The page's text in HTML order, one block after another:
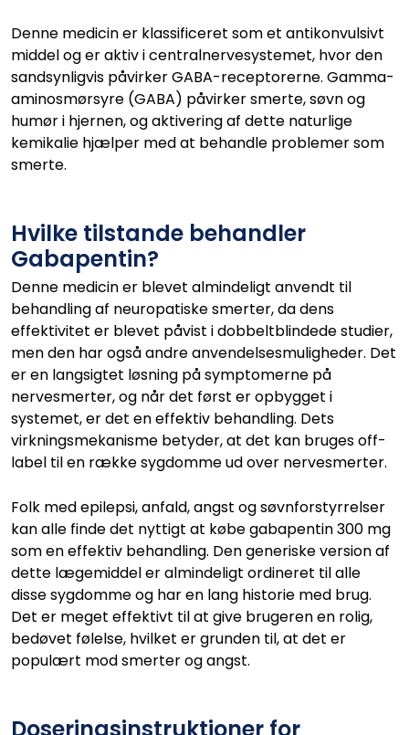
Denne medicin er klassificeret som et antikonvulsivt
middel og er aktiv i centralnervesystemet, hvor den
sandsynligvis påvirker GABA-receptorerne. Gamma-
aminosmørsyre (GABA) påvirker smerte, søvn og
humør i hjernen, og aktivering af dette naturlige
kemikalie hjælper med at behandle problemer som
smerte.
Hvilke tilstande behandler
Gabapentin?
Denne medicin er blevet almindeligt anvendt til
behandling af neuropatiske smerter, da dens
effektivitet er blevet påvist i dobbeltblindede studier,
men den har også andre anvendelsesmuligheder. Det
er en langsigtet løsning på symptomerne på
nervesmerter, og når det først er opbygget i
systemet, er det en effektiv behandling. Dets
virkningsmekanisme betyder, at det kan bruges off-
label til en række sygdomme ud over nervesmerter.
Folk med epilepsi, anfald, angst og søvnforstyrrelser
kan alle finde det nyttigt at købe gabapentin 300 mg
som en effektiv behandling. Den generiske version af
dette lægemiddel er almindeligt ordineret til alle
disse sygdomme og har en lang historie med brug.
Det er meget effektivt til at give brugeren en rolig,
bedøvet følelse, hvilket er grunden til, at det er
populært mod smerter og angst.